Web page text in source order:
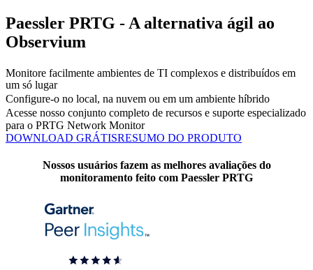
Paessler PRTG - A alternativa ágil ao
Observium
Monitore facilmente ambientes de TI complexos e distribuídos em
um só lugar
Configure-o no local, na nuvem ou em um ambiente híbrido
Acesse nosso conjunto completo de recursos e suporte especializado
para o PRTG Network Monitor
DOWNLOAD GRÁTISRESUMO DO PRODUTO
Nossos usuários fazem as melhores avaliações do
monitoramento feito com Paessler PRTG